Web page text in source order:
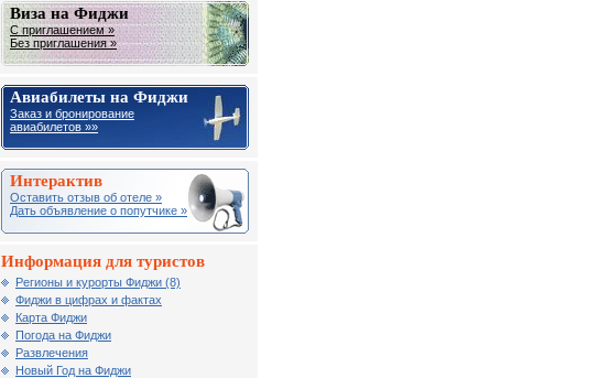
Виза на Фиджи
С приглашением »
Без приглашения »
Авиабилеты на Фиджи
Заказ и бронирование
авиабилетов »»
Интерактив
Оставить отзыв об отеле »
Дать объявление о попутчике »
Информация для туристов
Регионы и курорты Фиджи (8)
Фиджи в цифрах и фактах
Карта Фиджи
Погода на Фиджи
Развлечения
Новый Год на Фиджи